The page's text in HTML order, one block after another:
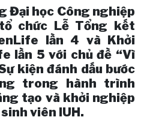
Đại học Công nghiệp
chức Lễ Tổng kết
lần 4 và Khởi
lần 5 với chủ đề “Vì
kiện đánh dấu bước
trong hành trình
tạo và khởi nghiệp
viên IUH.